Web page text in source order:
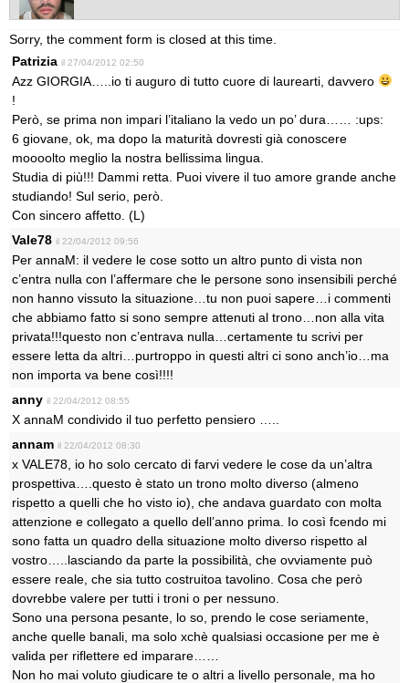
Sorry, the comment form is closed at this time.
Patrizia il 27/04/2012 02:50
Azz GIORGIA…..io ti auguro di tutto cuore di laurearti, davvero
!
Però, se prima non impari l’italiano la vedo un po’ dura…… :ups:
6 giovane, ok, ma dopo la maturità dovresti già conoscere
moooolto meglio la nostra bellissima lingua.
Studia di più!!! Dammi retta. Puoi vivere il tuo amore grande anche
studiando! Sul serio, però.
Con sincero affetto. (L)
Vale78 il 22/04/2012 09:56
Per annaM: il vedere le cose sotto un altro punto di vista non
c’entra nulla con l’affermare che le persone sono insensibili perché
non hanno vissuto la situazione…tu non puoi sapere…i commenti
che abbiamo fatto si sono sempre attenuti al trono…non alla vita
privata!!!questo non c’entrava nulla…certamente tu scrivi per
essere letta da altri…purtroppo in questi altri ci sono anch’io…ma
non importa va bene così!!!!
anny il 22/04/2012 08:55
X annaM condivido il tuo perfetto pensiero …..
annam il 22/04/2012 08:30
x VALE78, io ho solo cercato di farvi vedere le cose da un’altra
prospettiva….questo è stato un trono molto diverso (almeno
rispetto a quelli che ho visto io), che andava guardato con molta
attenzione e collegato a quello dell’anno prima. Io così fcendo mi
sono fatta un quadro della situazione molto diverso rispetto al
vostro…..lasciando da parte la possibilità, che ovviamente può
essere reale, che sia tutto costruitoa tavolino. Cosa che però
dovrebbe valere per tutti i troni o per nessuno.
Sono una persona pesante, lo so, prendo le cose seriamente,
anche quelle banali, ma solo xchè qualsiasi occasione per me è
valida per riflettere ed imparare……
Non ho mai voluto giudicare te o altri a livello personale, ma ho